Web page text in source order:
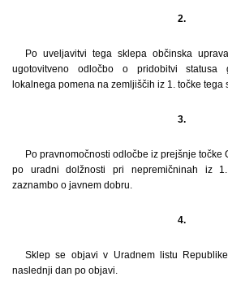
2.
Po uveljavitvi tega sklepa občinska
ugotovitveno odločbo o pridobitvi statusa
lokalnega pomena na zemljiščih iz 1. točke tega
3.
Po pravnomočnosti odločbe iz prejšnje točke
po uradni dolžnosti pri nepremičninah iz
zaznambo o javnem dobru.
4.
Sklep se objavi v Uradnem listu
naslednji dan po objavi.